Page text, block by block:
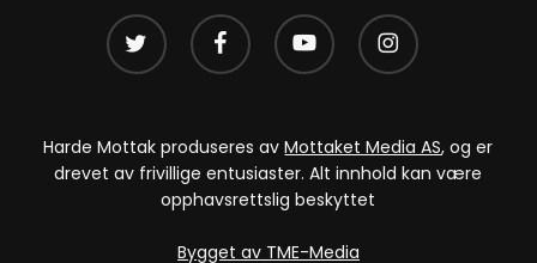
twitter facebook youtube instagram
Harde Mottak produseres avMottaket Media AS, og er
drevet av frivillige entusiaster. Alt innhold kan være
opphavsrettslig beskyttet
Bygget av TME-Media